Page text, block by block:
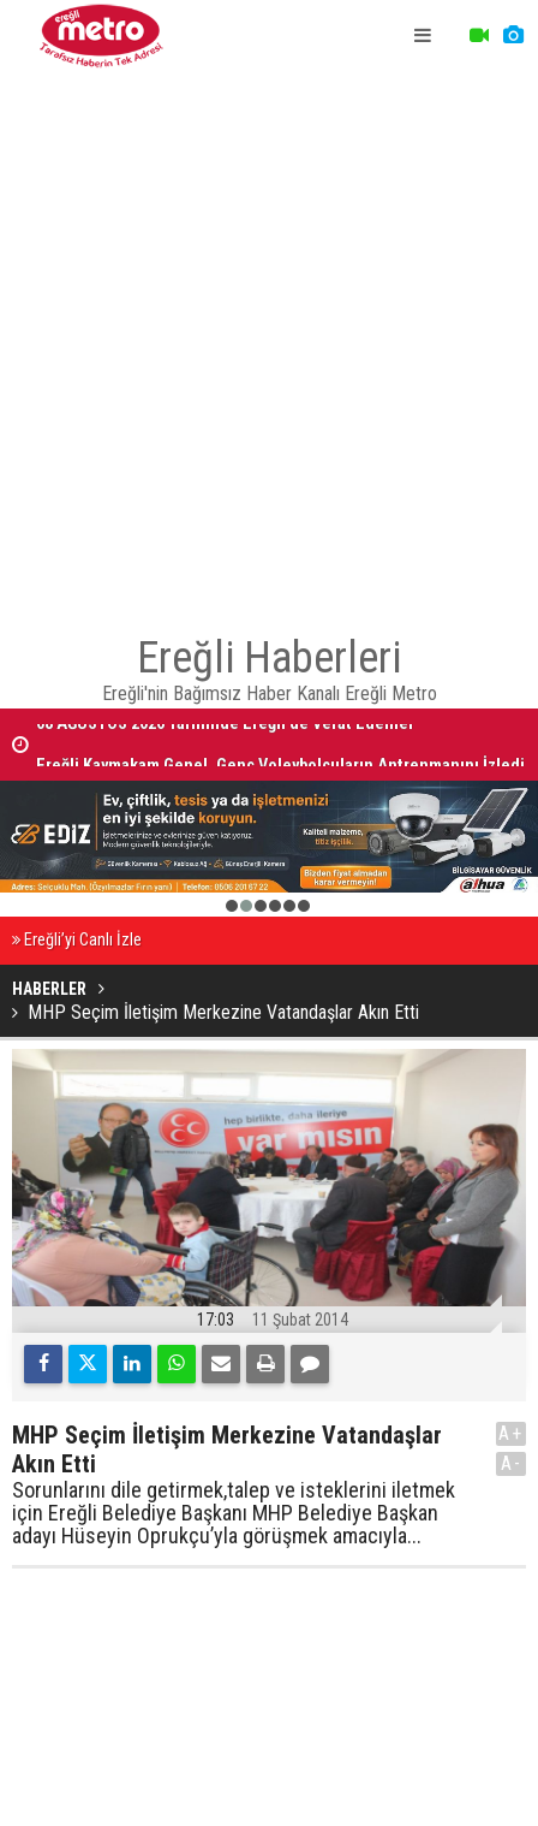
Ereğli Haberleri
Ereğli'nin Bağımsız Haber Kanalı Ereğli Metro
08 AĞUSTOS 2026 Tarihinde Ereğli’de Vefat Edenler
2 3 4 5 6
Ereğli’yi Canlı İzle
HABERLER
MHP Seçim İletişim Merkezine Vatandaşlar Akın Etti
17:03 11 Şubat 2014
MHP Seçim İletişim Merkezine Vatandaşlar
Akın Etti
Sorunlarını dile getirmek,talep ve isteklerini iletmek
için Ereğli Belediye Başkanı MHP Belediye Başkan
adayı Hüseyin Oprukçu’yla görüşmek amacıyla...
A+
A-